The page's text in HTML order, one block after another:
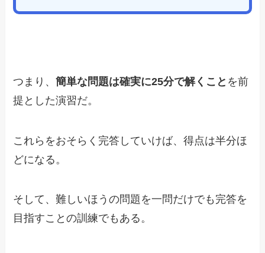
つまり、簡単な問題は確実に25分で解くこと を前
提とした演習だ。
これらをおそらく完答していけば、得点は半分ほ
どになる。
そして、難しいほうの問題を一問だけでも完答を
目指すことの訓練でもある。